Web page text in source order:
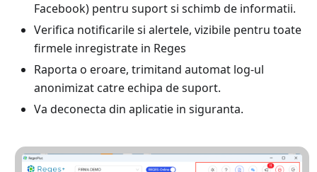
Facebook) pentru suport si schimb de informatii.
Verifica notificarile si alertele, vizibile pentru toate
firmele inregistrate in Reges
Raporta o eroare, trimitand automat log-ul
anonimizat catre echipa de suport.
Va deconecta din aplicatie in siguranta.